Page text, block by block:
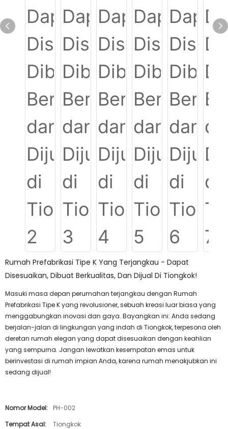
Rumah Prefabrikasi Tipe K Yang Terjangkau - Dapat
Disesuaikan, Dibuat Berkualitas, Dan Dijual Di Tiongkok!
Masuki masa depan perumahan terjangkau dengan Rumah
Prefabrikasi Tipe K yang revolusioner, sebuah kreasi luar biasa yang
menggabungkan inovasi dan gaya. Bayangkan ini: Anda sedang
berjalan-jalan di lingkungan yang indah di Tiongkok, terpesona oleh
deretan rumah elegan yang dapat disesuaikan dengan keahlian
yang sempurna. Jangan lewatkan kesempatan emas untuk
berinvestasi di rumah impian Anda, karena rumah menakjubkan ini
sedang dijual!
Nomor Model:
PH-002
Tempat Asal:
Tiongkok